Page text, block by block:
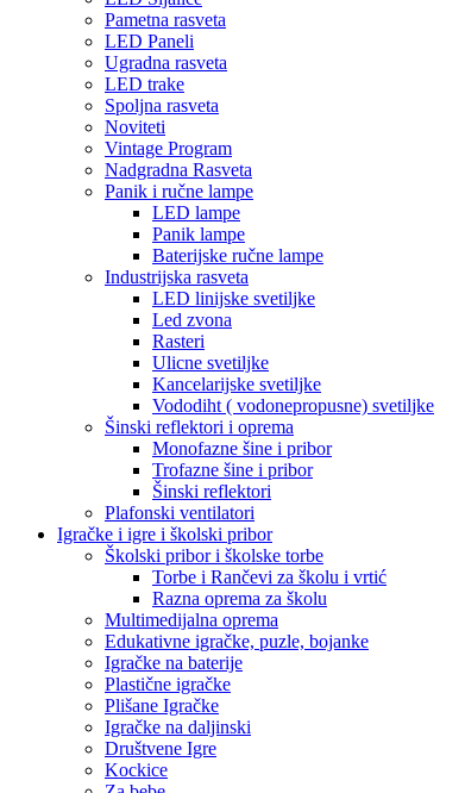
Pametna rasveta
LED Paneli
Ugradna rasveta
LED trake
Spoljna rasveta
Noviteti
Vintage Program
Nadgradna Rasveta
Panik i ručne lampe
LED lampe
Panik lampe
Baterijske ručne lampe
Industrijska rasveta
LED linijske svetiljke
Led zvona
Rasteri
Ulicne svetiljke
Kancelarijske svetiljke
Vododiht ( vodonepropusne) svetiljke
Šinski reflektori i oprema
Monofazne šine i pribor
Trofazne šine i pribor
Šinski reflektori
Plafonski ventilatori
Igračke i igre i školski pribor
Školski pribor i školske torbe
Torbe i Rančevi za školu i vrtić
Razna oprema za školu
Multimedijalna oprema
Edukativne igračke, puzle, bojanke
Igračke na baterije
Plastične igračke
Plišane Igračke
Igračke na daljinski
Društvene Igre
Kockice